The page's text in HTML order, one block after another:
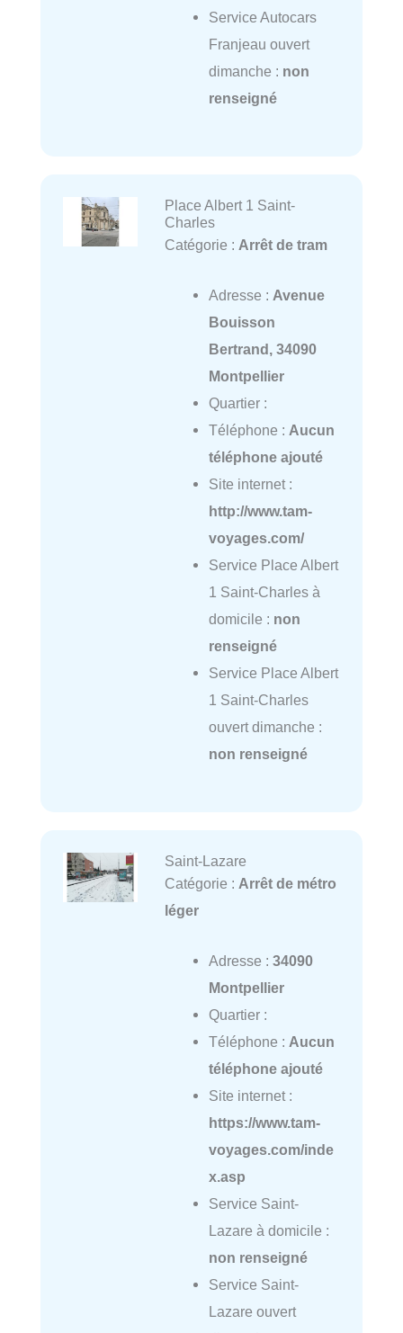
Service Autocars
Franjeau ouvert
dimanche : non
renseigné
Place Albert 1 Saint-
Charles
Catégorie : Arrêt de tram
Adresse : Avenue
Bouisson
Bertrand, 34090
Montpellier
Quartier :
Téléphone : Aucun
téléphone ajouté
Site internet :
http://www.tam-
voyages.com/
Service Place Albert
1 Saint-Charles à
domicile : non
renseigné
Service Place Albert
1 Saint-Charles
ouvert dimanche :
non renseigné
Saint-Lazare
Catégorie : Arrêt de métro
léger
Adresse : 34090
Montpellier
Quartier :
Téléphone : Aucun
téléphone ajouté
Site internet :
https://www.tam-
voyages.com/inde
x.asp
Service Saint-
Lazare à domicile :
non renseigné
Service Saint-
Lazare ouvert